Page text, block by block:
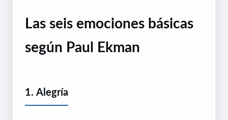
Las seis emociones básicas
según Paul Ekman
1. Alegría